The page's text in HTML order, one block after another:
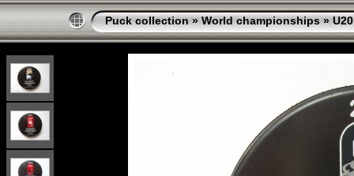
Puck collection » World championships » U20